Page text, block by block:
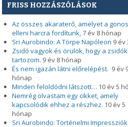
FRISS HOZZÁSZÓLÁSOK
Az összes akaraterő, amelyet a
elleni harcra fordítunk, 7 év 8 hónap
Sri Aurobindo: A Törpe Napóleon 9 év
Zsidó vagyok és örülök, hogy a
tartozom. 9 év 8 hónap
És nem igazán látni előrelépést. 9 év
hónap
Minden feloldódni látszott… 10 év 5
Nemrég olvastam egy cikket, amely
kapcsolódik ehhez a részhez. 10 év 5
hónap
Sri Aurobindo: Történelmi Impressziók: